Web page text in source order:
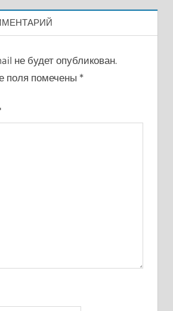
не будет опубликован.
поля помечены *